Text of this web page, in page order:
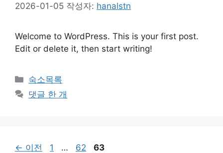
2026-01-05 작성자: hanalstn
Welcome to WordPress. This is your first post.
Edit or delete it, then start writing!
카
테
고
숙소목록
댓글 한 개
← 이전
페
1 …
페
62
페
63